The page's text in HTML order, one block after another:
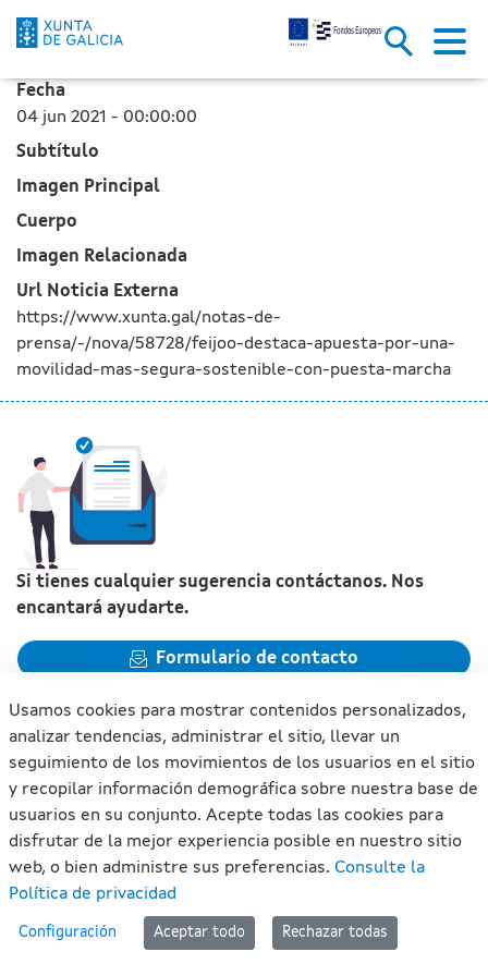
Feijóo destaca la apuesta por
Saltar al contenido principal
Fecha
04 jun 2021 - 00:00:00
Subtítulo
Imagen Principal
Cuerpo
Imagen Relacionada
Url Noticia Externa
https://www.xunta.gal/notas-de-
prensa/-/nova/58728/feijoo-destaca-apuesta-por-una-
movilidad-mas-segura-sostenible-con-puesta-marcha
Si tienes cualquier sugerencia contáctanos. Nos
encantará ayudarte.
Formulario de contacto
Xunta de Galicia. Información mantenida y publicada en
internet por la Xunta de Galicia
Atención a la ciudadanía
Accesibilidad
Mapa del portal
Usamos cookies para mostrar contenidos personalizados,
analizar tendencias, administrar el sitio, llevar un
seguimiento de los movimientos de los usuarios en el sitio
y recopilar información demográfica sobre nuestra base de
usuarios en su conjunto. Acepte todas las cookies para
disfrutar de la mejor experiencia posible en nuestro sitio
web, o bien administre sus preferencias. Consulte la
Política de privacidad
Configuración Aceptar todo Rechazar todas